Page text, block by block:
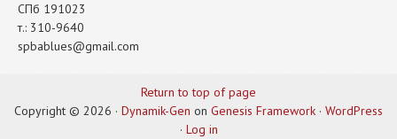
СПб 191023
т.: 310-9640
spbablues@gmail.com
Return to top of page
Copyright © 2026 · Dynamik-Gen on Genesis Framework · WordPress
· Log in